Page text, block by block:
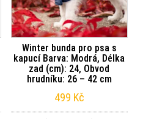
Winter bunda pro psa s
kapucí Barva: Modrá, Délka
zad (cm): 24, Obvod
hrudníku: 26 – 42 cm
499 Kč